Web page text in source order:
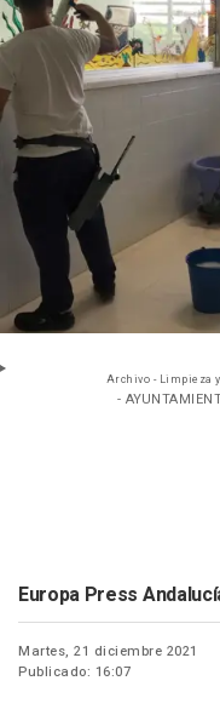
Archivo - Limpieza
-
Europa Press
Martes, 21 diciembre 2021
Publicado: 16:07